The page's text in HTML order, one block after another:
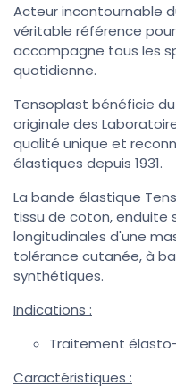
Acteur incontournable
véritable référence
accompagne tous les
quotidienne.
Tensoplast bénéficie
originale des
qualité unique et
élastiques depuis 1931.
La bande élastique
tissu de coton, enduite
longitudinales d'une
tolérance cutanée, à
synthétiques.
Indications :
Traitement
Caractéristiques :